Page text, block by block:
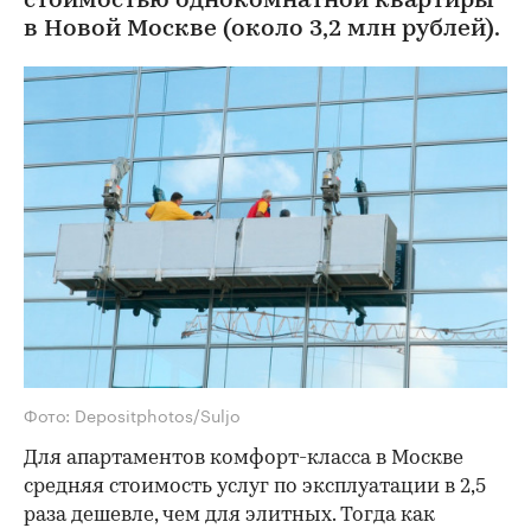
в Новой Москве (около 3,2 млн рублей).
Фото: Depositphotos/Suljo
Для апартаментов комфорт-класса в Москве
средняя стоимость услуг по эксплуатации в 2,5
раза дешевле, чем для элитных. Тогда как